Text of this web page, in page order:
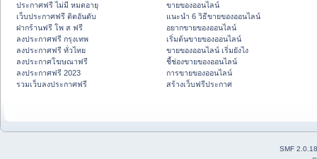
ประกาศฟรี ไม่มี หมดอายุ
เว็บประกาศฟรี ติดอันดับ
ฝากร้านฟรี โพ ส ฟรี
ลงประกาศฟรี กรุงเทพ
ลงประกาศฟรี ทั่วไทย
ลงประกาศโฆษณาฟรี
ลงประกาศฟรี 2023
รวมเว็บลงประกาศฟรี
ขายของออนไลน์
แนะนำ 6 วิธีขายของออนไลน์
อยากขายของออนไลน์
เริ่มต้นขายของออนไลน์
ขายของออนไลน์ เริ่มยังไง
ชี้ช่องขายของออนไลน์
การขายของออนไลน์
สร้างเว็บฟรีประกาศ
SMF 2.0.18